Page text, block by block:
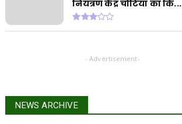
नियंत्रण केंद्र चोटिया का कि...
- Advertisement-
NEWS ARCHIVE